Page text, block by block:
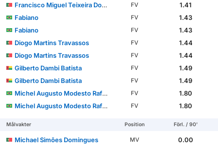
Francisco Miguel Teixeira Domingues
FV
1.41
Fabiano
FV
1.43
Fabiano
FV
1.43
Diogo Martins Travassos
FV
1.44
Diogo Martins Travassos
FV
1.44
Gilberto Dambi Batista
FV
1.49
Gilberto Dambi Batista
FV
1.49
Michel Augusto Modesto Rafael dos Santos
FV
1.80
Michel Augusto Modesto Rafael dos Santos
FV 1.80
Målvakter Position Förl. / 90'
Michael Simões Domingues MV
0.00